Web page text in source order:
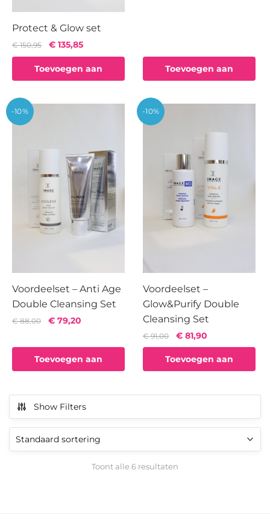
Protect & Glow set
€150,95
Oorspronkelijke
prijs
was:
€ 150,95.
€ 135,85Huidige
prijs
is:
€ 135,85.
Toevoegen aan Toevoegen aan
-10%
Voordeelset – Anti Age
Double Cleansing Set
€88,00
Oorspronkelijke
was:
€ 88,00.
€ 79,20
is:
€ 79,20.
Toevoegen aan
-10%
Voordeelset –
Glow&Purify Double
Cleansing Set
€91,00
Oorspronkelijke
prijs
was:
€ 91,00.
€ 81,90
prijs
is:
€ 81,90.
Toevoegen aan
Show Filters
Toont alle 6 resultaten